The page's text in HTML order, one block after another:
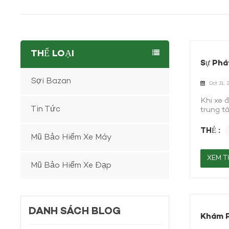
Sự
Oct 31,
Khi xe
trung
cân
và
bước
thể với
đạp
THẺ :
XEM
Khám
THỂ LOẠI
Sợi Bazan
Tin Tức
Mũ Bảo Hiểm Xe Máy
Mũ Bảo Hiểm Xe Đạp
DANH SÁCH BLOG